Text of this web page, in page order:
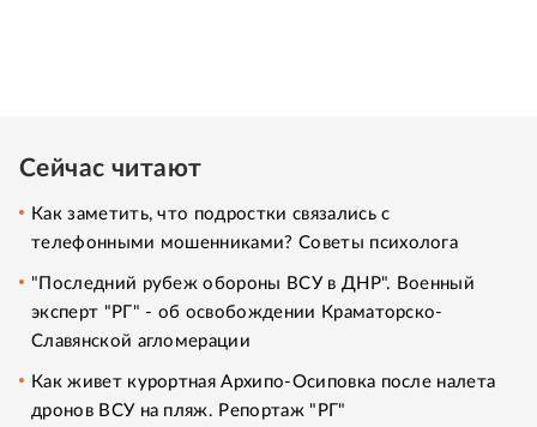
Сейчас читают
Как заметить, что подростки связались с
телефонными мошенниками? Советы психолога
"Последний рубеж обороны ВСУ в ДНР". Военный
эксперт "РГ" - об освобождении Краматорско-
Славянской агломерации
Как живет курортная Архипо-Осиповка после налета
дронов ВСУ на пляж. Репортаж "РГ"